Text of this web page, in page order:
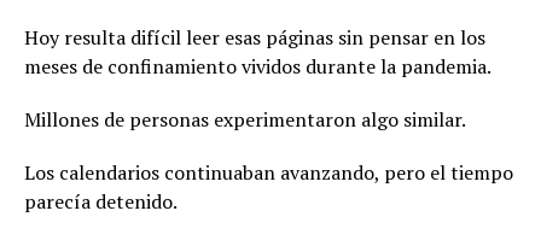
Hoy resulta difícil leer esas páginas sin pensar en los
meses de confinamiento vividos durante la pandemia.
Millones de personas experimentaron algo similar.
Los calendarios continuaban avanzando, pero el tiempo
parecía detenido.